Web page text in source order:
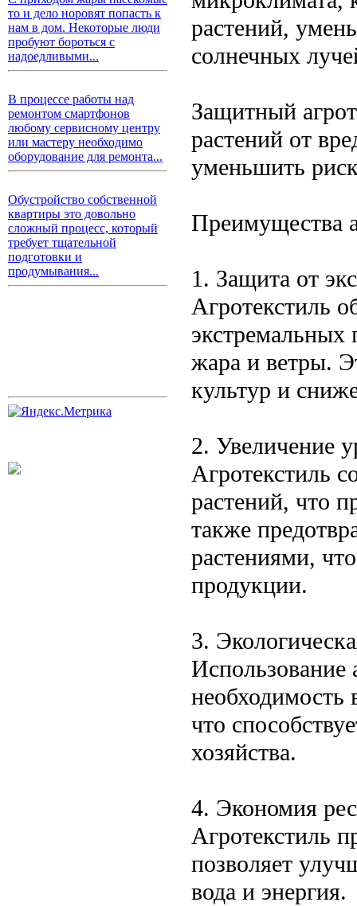
то и дело норовят попасть к
нам в дом. Некоторые люди
пробуют бороться с
надоедливыми...
В процессе работы над
ремонтом смартфонов
любому сервисному центру
или мастеру необходимо
оборудование для ремонта...
Обустройство собственной
квартиры это довольно
сложный процесс, который
требует тщательной
подготовки и
продумывания...
растений,
солнечных
Защитный
растений от
уменьшить
Преимущества
1. Защита от
Агротекстиль
экстремальных
жара и ветры.
культур и
2. Увеличение
Агротекстиль
растений, что
также
растениями,
продукции.
3.
Использование
необходимость
что
хозяйства.
4. Экономия
Агротекстиль
позволяет
вода и энергия.